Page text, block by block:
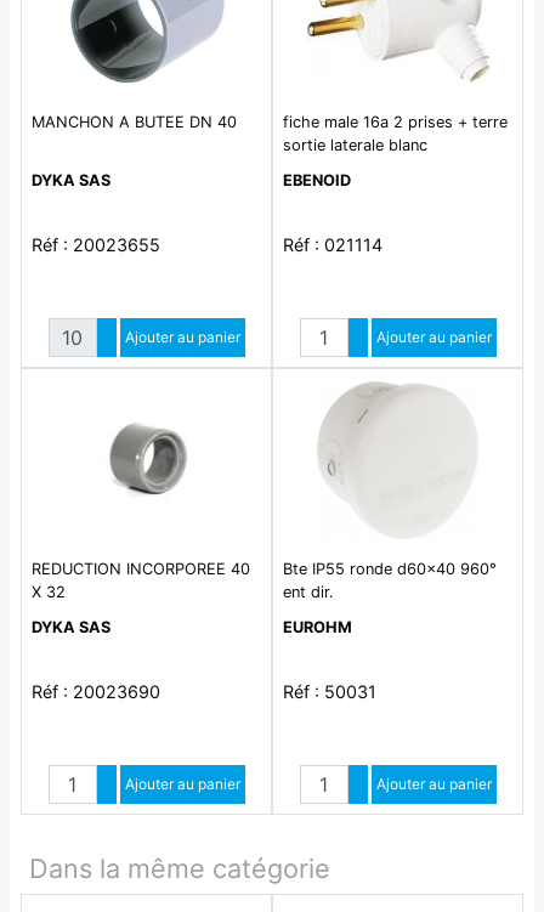
MANCHON A BUTEE DN 40
DYKA SAS
Réf : 20023655
Quantité
Augmenter quantité
Diminuer quantité
Ajouter au panier
fiche male 16a 2 prises + terre
sortie laterale blanc
EBENOID
Réf : 021114
Quantité
Augmenter quantité
Diminuer quantité
Ajouter au panier
REDUCTION INCORPOREE 40
X 32
DYKA SAS
Réf : 20023690
Quantité
Augmenter quantité
Diminuer quantité
Ajouter au panier
Bte IP55 ronde d60x40 960°
ent dir.
EUROHM
Réf : 50031
Quantité
Augmenter quantité
Diminuer quantité
Ajouter au panier
Dans la même catégorie